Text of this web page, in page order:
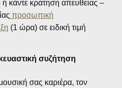
ή κάντε κράτηση απευθείας –
προσωπική
(1 ώρα) σε ειδική τιμή
συζήτηση
σας καριέρα, τον